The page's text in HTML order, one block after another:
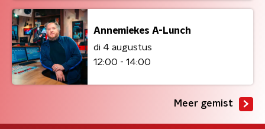
Annemiekes A-Lunch
di 4 augustus
12:00 - 14:00
Meer gemist